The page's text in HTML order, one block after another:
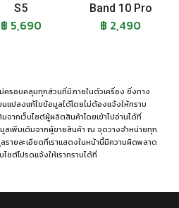
S5
฿ 5,690
Band 10 Pro
฿ 2,490
ครอบคลุมทุกส่วนที่มีภายในตัวเครื่อง ซึ่งทาง
นแปลงแก้ไขข้อมูลได้โดยไม่ต้องแจ้งให้ทราบ
ากเว็บไซต์ผู้ผลิตสินค้าโดยเข้าไปอ่านได้ที่
ลเพิ่มเติมจากผู้ขายสินค้า ณ จุดวางจำหน่ายทุก
ายละเอียดที่เราแสดงในหน้านี้มีความผิดพลาด
ต์โปรดแจ้งให้เราทราบได้ที่